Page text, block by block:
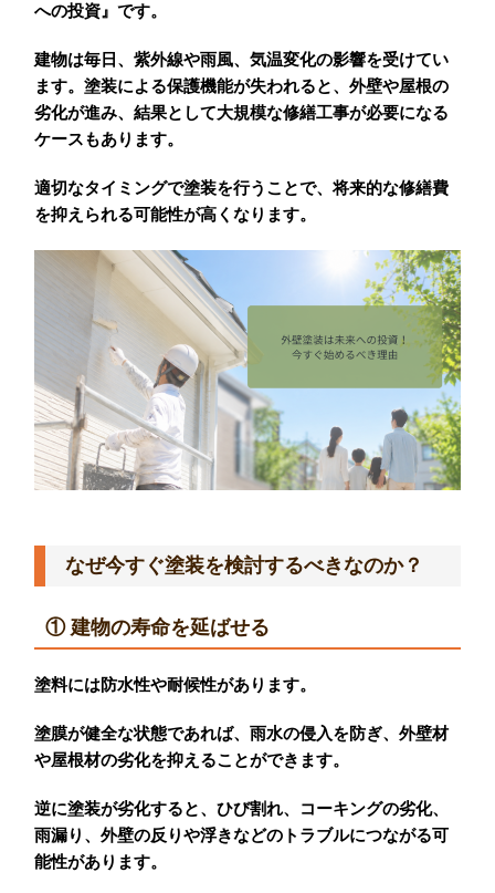
への投資』です。
建物は毎日、紫外線や雨風、気温変化の影響を受けてい
ます。塗装による保護機能が失われると、外壁や屋根の
劣化が進み、結果として大規模な修繕工事が必要になる
ケースもあります。
適切なタイミングで塗装を行うことで、将来的な修繕費
を抑えられる可能性が高くなります。
なぜ今すぐ塗装を検討するべきなのか？
① 建物の寿命を延ばせる
塗料には防水性や耐候性があります。
塗膜が健全な状態であれば、雨水の侵入を防ぎ、外壁材
や屋根材の劣化を抑えることができます。
逆に塗装が劣化すると、ひび割れ、コーキングの劣化、
雨漏り、外壁の反りや浮きなどのトラブルにつながる可
能性があります。